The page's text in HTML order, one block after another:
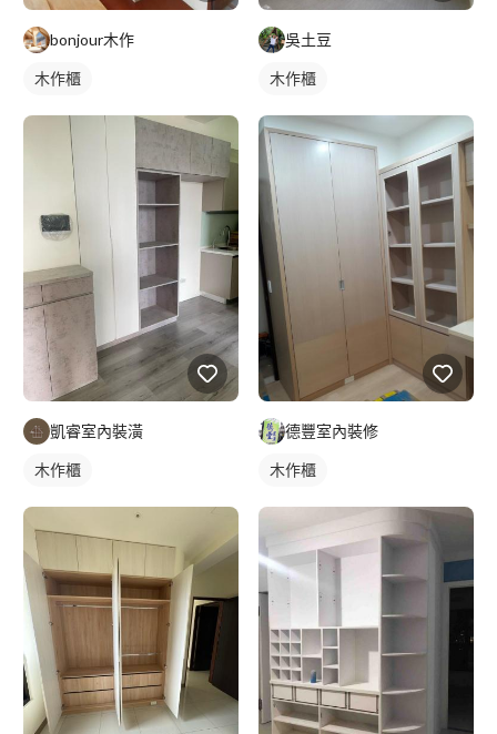
bonjour木作
木作櫃
凱睿室內裝潢
木作櫃
吳土豆
木作櫃
德豐室內裝修
木作櫃